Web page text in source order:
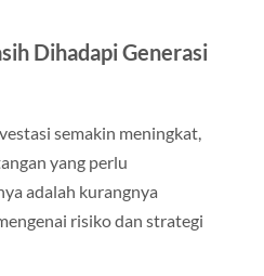
Dihadapi Generasi
semakin meningkat,
yang perlu
adalah kurangnya
risiko dan strategi